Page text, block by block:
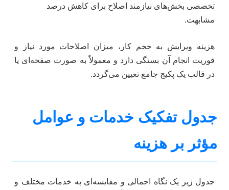
تخصصی بخش‌های نیازمند اصلاح برای کاهش درصد
مشابهت.
هزینه ویرایش به حجم کار، میزان اصلاحات مورد نیاز و
فوریت انجام آن بستگی دارد و معمولاً به صورت صفحه‌ای یا
در قالب یک پکیج جامع تعیین می‌گردد.
جدول تفکیک خدمات و عوامل
مؤثر بر هزینه
جدول زیر یک نگاه اجمالی و مقایسه‌ای به خدمات مختلف و